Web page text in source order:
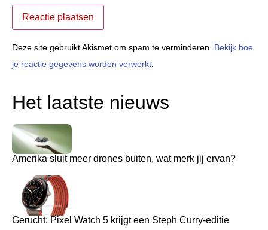
Deze site gebruikt Akismet om spam te verminderen. Bekijk hoe
je reactie gegevens worden verwerkt
Het laatste nieuws
Amerika sluit meer drones buiten, wat merk jij ervan?
Gerucht: Pixel Watch 5 krijgt een Steph Curry-editie